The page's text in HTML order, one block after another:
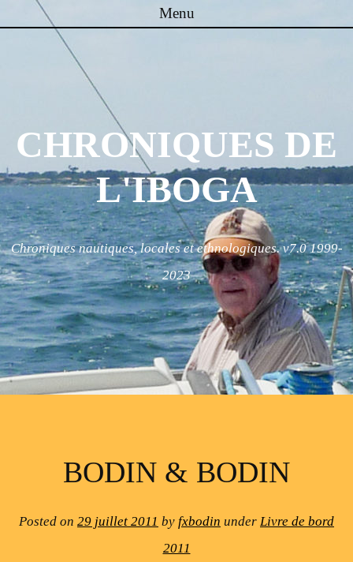
Menu
Skip to content
CHRONIQUES DE
L'IBOGA
Chroniques nautiques, locales et ethnologiques. v7.0 1999-
2023
BODIN & BODIN
Posted on 29 juillet 2011 by fxbodin under Livre de bord
2011